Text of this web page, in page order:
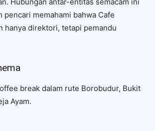
pencari memahami bahwa Cafe
hanya direktori, tetapi pemandu
break dalam rute Borobudur, Bukit
Ayam.